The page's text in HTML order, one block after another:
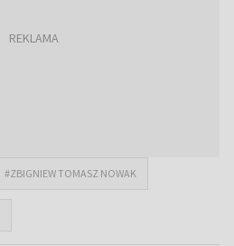
#ZBIGNIEW TOMASZ NOWAK